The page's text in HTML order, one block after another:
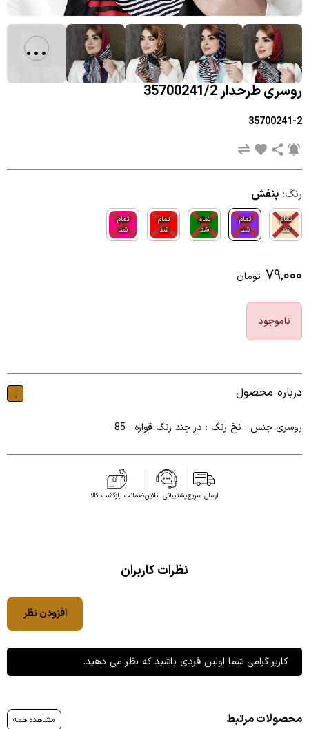
روسری طرحدار 35700241/2
35700241-2
رنگ: بنفش
تمام
شد
تمام
شد
تمام
شد
تمام
شد
تمام
شد
۷۹,۰۰۰ تومان
ناموجود
درباره محصول
روسری جنس : نخ رنگ : در چند رنگ قواره : 85
ارسال سریعپشتیبانی آنلاینضمانت بازگشت کالا
...
نظرات کاربران
افزودن نظر
کاربر گرامی شما اولین فردی باشید که نظر می دهید.
محصولات مرتبط مشاهده همه